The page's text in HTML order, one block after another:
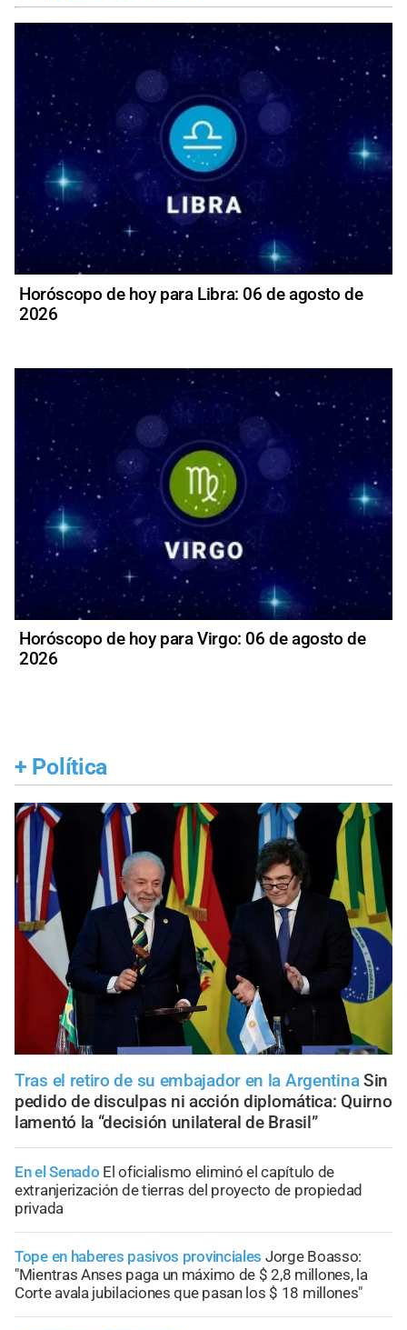
Horóscopo de hoy para Libra: 06 de agosto de
2026
Horóscopo de hoy para Virgo: 06 de agosto de
2026
+ Política
Tras el retiro de su embajador en la Argentina Sin
pedido de disculpas ni acción diplomática: Quirno
lamentó la “decisión unilateral de Brasil”
En el Senado El oficialismo eliminó el capítulo de
extranjerización de tierras del proyecto de propiedad
privada
Tope en haberes pasivos provinciales Jorge Boasso:
"Mientras Anses paga un máximo de $ 2,8 millones, la
Corte avala jubilaciones que pasan los $ 18 millones"